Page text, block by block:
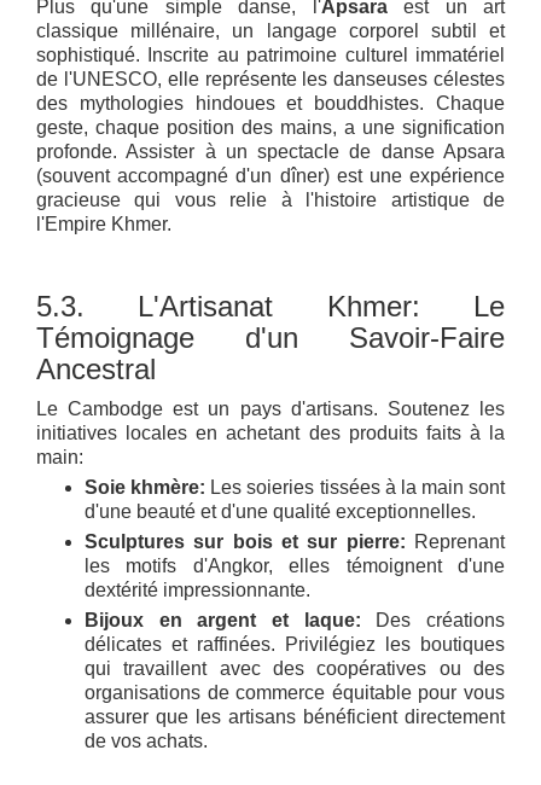
Plus qu'une simple danse, l'Apsaraest un art
classique millénaire, un langage corporel subtil et
sophistiqué. Inscrite au patrimoine culturel immatériel
de l'UNESCO, elle représente les danseuses célestes
des mythologies hindoues et bouddhistes. Chaque
geste, chaque position des mains, a une signification
profonde. Assister à un spectacle de danse Apsara
(souvent accompagné d'un dîner) est une expérience
gracieuse qui vous relie à l'histoire artistique de
l'Empire Khmer.
5.3. L'Artisanat Khmer: Le
Témoignage d'un Savoir-Faire
Ancestral
Le Cambodge est un pays d'artisans. Soutenez les
initiatives locales en achetant des produits faits à la
main:
Soie khmère: Les soieries tissées à la main sont
d'une beauté et d'une qualité exceptionnelles.
Sculptures sur bois et sur pierre: Reprenant
les motifs d'Angkor, elles témoignent d'une
dextérité impressionnante.
Bijoux en argent et laque: Des créations
délicates et raffinées. Privilégiez les boutiques
qui travaillent avec des coopératives ou des
organisations de commerce équitable pour vous
assurer que les artisans bénéficient directement
de vos achats.